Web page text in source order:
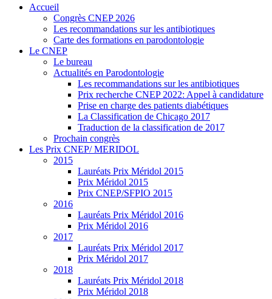
Accueil
Congrès CNEP 2026
Les recommandations sur les antibiotiques
Carte des formations en parodontologie
Le CNEP
Le bureau
Actualités en Parodontologie
Les recommandations sur les antibiotiques
Prix recherche CNEP 2022: Appel à candidature
Prise en charge des patients diabétiques
La Classification de Chicago 2017
Traduction de la classification de 2017
Prochain congrès
Les Prix CNEP/ MERIDOL
2015
Lauréats Prix Méridol 2015
Prix Méridol 2015
Prix CNEP/SFPIO 2015
2016
Lauréats Prix Méridol 2016
Prix Méridol 2016
2017
Lauréats Prix Méridol 2017
Prix Méridol 2017
2018
Lauréats Prix Méridol 2018
Prix Méridol 2018